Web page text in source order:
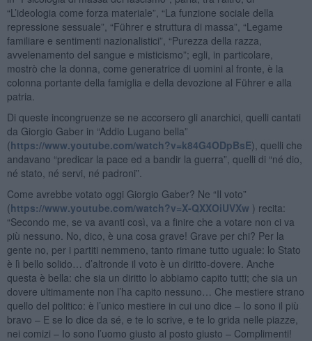
“L’ideologia come forza materiale”, “La funzione sociale della
repressione sessuale”, “Führer e struttura di massa”, “Legame
familiare e sentimenti nazionalistici”, “Purezza della razza,
avvelenamento del sangue e misticismo”; egli, in particolare,
mostrò che la donna, come generatrice di uomini al fronte, è la
colonna portante della famiglia e della devozione al Führer e alla
patria.
Di queste incongruenze se ne accorsero gli anarchici, quelli cantati
da Giorgio Gaber in “Addio Lugano bella”
(https://www.youtube.com/watch?v=k84G4ODpBsE), quelli che
andavano “predicar la pace ed a bandir la guerra”, quelli di “né dio,
né stato, né servi, né padroni”.
Come avrebbe votato oggi Giorgio Gaber? Ne “Il voto”
(https://www.youtube.com/watch?v=X-QXXOiUVXw) recita:
“Secondo me, se va avanti così, va a finire che a votare non ci va
più nessuno. No, dico, è una cosa grave! Grave per chi? Per la
gente no, per i partiti nemmeno, tanto rimane tutto uguale: lo Stato
è lì bello solido… d’altronde il voto è un diritto-dovere. Anche
questa è bella: che sia un diritto lo abbiamo capito tutti; che sia un
dovere ultimamente non l’ha capito nessuno… Che mestiere strano
quello del politico: è l’unico mestiere in cui uno dice – Io sono il più
bravo – E se lo dice da sé, e te lo scrive, e te lo grida nelle piazze,
nei comizi – Io sono l’uomo giusto al posto giusto – Complimenti!